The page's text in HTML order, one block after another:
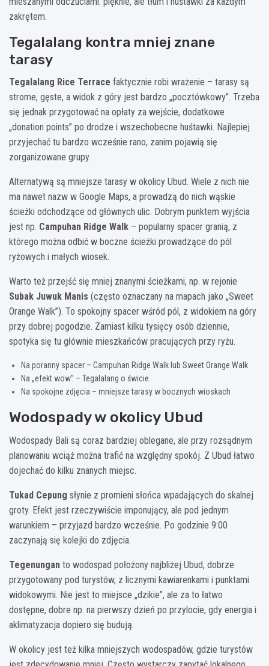
zakrętem.
Tegalalang kontra mniej znane
tarasy
Tegalalang Rice Terrace faktycznie robi wrażenie – tarasy są
strome, gęste, a widok z góry jest bardzo „pocztówkowy”. Trzeba
się jednak przygotować na opłaty za wejście, dodatkowe
„donation points” po drodze i wszechobecne huśtawki. Najlepiej
przyjechać tu bardzo wcześnie rano, zanim pojawią się
zorganizowane grupy.
Alternatywą są mniejsze tarasy w okolicy Ubud. Wiele z nich nie
ma nawet nazw w Google Maps, a prowadzą do nich wąskie
ścieżki odchodzące od głównych ulic. Dobrym punktem wyjścia
jest np. Campuhan Ridge Walk – popularny spacer granią, z
którego można odbić w boczne ścieżki prowadzące do pól
ryżowych i małych wiosek.
Warto też przejść się mniej znanymi ścieżkami, np. w rejonie
Subak Juwuk Manis (często oznaczany na mapach jako „Sweet
Orange Walk”). To spokojny spacer wśród pól, z widokiem na góry
przy dobrej pogodzie. Zamiast kilku tysięcy osób dziennie,
spotyka się tu głównie mieszkańców pracujących przy ryżu.
Na poranny spacer – Campuhan Ridge Walk lub Sweet Orange Walk
Na „efekt wow” – Tegalalang o świcie
Na spokojne zdjęcia – mniejsze tarasy w bocznych wioskach
Wodospady w okolicy Ubud
Wodospady Bali są coraz bardziej oblegane, ale przy rozsądnym
planowaniu wciąż można trafić na względny spokój. Z Ubud łatwo
dojechać do kilku znanych miejsc.
Tukad Cepung słynie z promieni słońca wpadających do skalnej
groty. Efekt jest rzeczywiście imponujący, ale pod jednym
warunkiem – przyjazd bardzo wcześnie. Po godzinie 9:00
zaczynają się kolejki do zdjęcia.
Tegenungan to wodospad położony najbliżej Ubud, dobrze
przygotowany pod turystów, z licznymi kawiarenkami i punktami
widokowymi. Nie jest to miejsce „dzikie”, ale za to łatwo
dostępne, dobre np. na pierwszy dzień po przylocie, gdy energia i
aklimatyzacja dopiero się budują.
W okolicy jest też kilka mniejszych wodospadów, gdzie turystów